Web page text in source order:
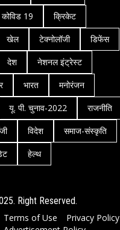
कोविड 19
क्रिकेट
खेल टेक्नोलॉजी
डिफेंस
देश
नेशनल इंट्रेस्ट
भारत
मनोरंजन
यू. पी. चुनाव-2022
राजनीति
विदेश
समाज-संस्कृति
हेल्थ
Right Reserved.
Terms of Use
Privacy Policy